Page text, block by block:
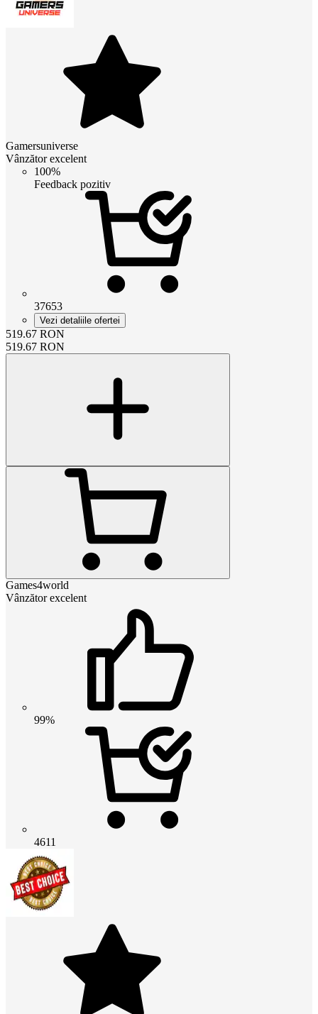
Gamersuniverse
Vânzător excelent
100%
Feedback pozitiv
37653
Vezi detaliile ofertei
519.67 RON
519.67 RON
Games4world
Vânzător excelent
99%
4611